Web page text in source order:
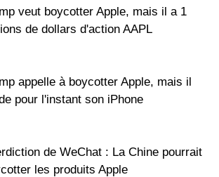
veut boycotter Apple, mais il a 1
de dollars d'action AAPL
appelle à boycotter Apple, mais il
pour l'instant son iPhone
de WeChat : La Chine pourrait
les produits Apple